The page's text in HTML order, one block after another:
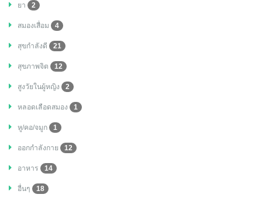
ยา 2
สมองเสื่อม 4
สุขกำลังดี 21
สุขภาพจิต 12
สูงวัยในผู้หญิง 2
หลอดเลือดสมอง 1
หู/คอ/จมูก 1
ออกกำลังกาย 12
อาหาร 14
อื่นๆ 18